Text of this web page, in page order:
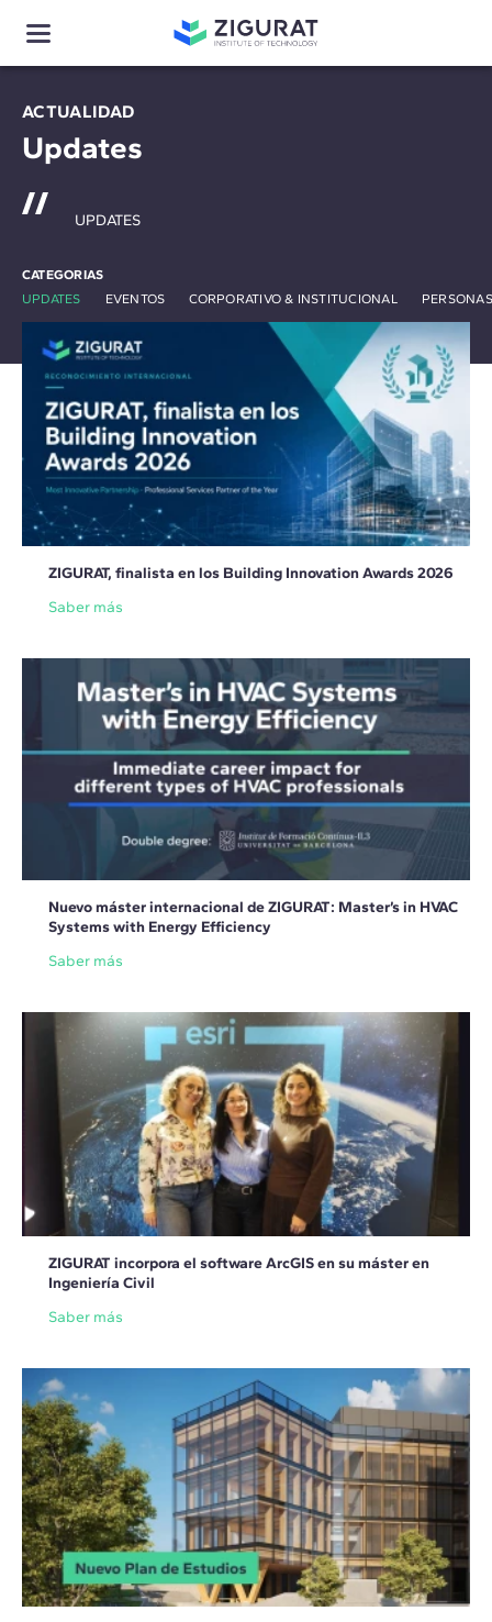
ACTUALIDAD
Updates
CATEGORIAS
UPDATES
EVENTOS CORPORATIVO & INSTITUCIONAL
UPDATES
ZIGURAT, finalista en los Building Innovation Awards 2026
Saber más
Nuevo máster internacional de ZIGURAT: Master’s in HVAC
Systems with Energy Efficiency
Saber más
ZIGURAT incorpora el software ArcGIS en su máster en
Ingeniería Civil
Saber más